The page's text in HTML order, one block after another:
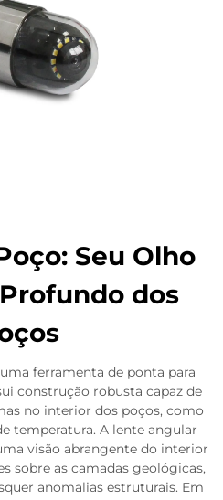
Seu Olho
dos
ferramenta de ponta para
construção robusta capaz de
no interior dos poços, como
temperatura. A lente angular
visão abrangente do interior
sobre as camadas geológicas,
anomalias estruturais. Em